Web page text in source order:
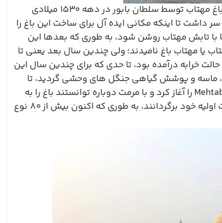
مهتاب توسط سلطان بابور در دهه ۱۵۳۰ میلادی
تا اینکه مکانی ایده ‌آل برای ساخت این باغ را
تابش مهتاب روشن شود، به طوری که بعدها این
یا مهتاب باغ نامیدند؛ ولی چندین سال بعد یعنی تا
خرابه درآمده بود، تا حدی که برای چندین سال این
ماسه و پوشش گیاهی جنگل های وحشی گردید، تا
را آغاز کرد و با مرمت دوباره توانستند باغ را به
خود برگردانند، به طوری که اکنون بیش از۸۰ نوع